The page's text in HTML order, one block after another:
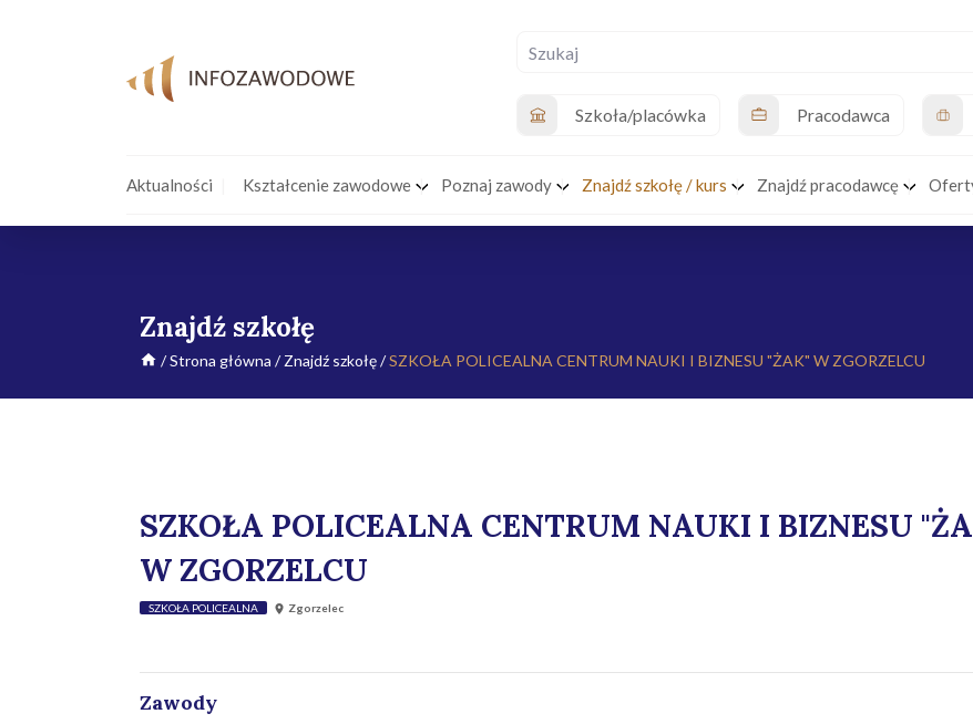
Szkoła/placówka Pracodawca
Aktualności Kształcenie zawodowe Poznaj zawody Znajdź szkołę / kurs Znajdź pracodawcę
Znajdź szkołę
/Strona główna /Znajdź szkołę/SZKOŁA POLICEALNA CENTRUM NAUKI I BIZNESU "ŻAK" W ZGORZELCU
SZKOŁA POLICEALNA CENTRUM NAUKI I BIZNESU
W ZGORZELCU
SZKOŁA POLICEALNA Zgorzelec
Zawody